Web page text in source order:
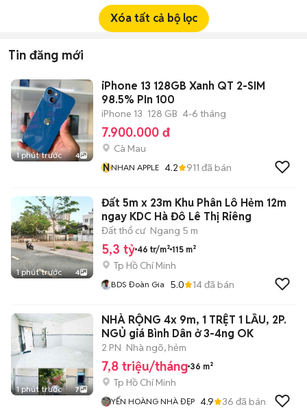
Xóa tất cả bộ lọc
Tin đăng mới
1 phút trước 4
iPhone 13 128GB Xanh QT 2-SIM
98.5% PIn 100
iPhone 13 128 GB 4-6 tháng
7.900.000 đ
Cà Mau
NNHAN APPLE 4.2 911 đã bán
1 phút trước 4
Đất 5m x 23m Khu Phân Lô Hẻm 12m
ngay KDC Hà Đô Lê Thị Riêng
Đất thổ cư Ngang 5 m
5,3 tỷ 46 tr/m² 115 m²
Tp Hồ Chí Minh
BDS Đoàn Gia 5.0 14đã bán
1 phút trước 7
NHÀ RỘNG 4x 9m, 1 TRỆT 1 LẦU, 2P.
NGỦ giá Bình Dân ở 3-4ng OK
2 PN Nhà ngõ, hẻm
7,8 triệu/tháng 36 m²
Tp Hồ Chí Minh
YẾN HOÀNG NHÀ ĐẸP 4.9 36 đã bán